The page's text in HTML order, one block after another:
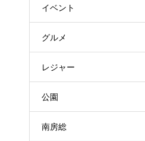
イベント
グルメ
レジャー
公園
南房総